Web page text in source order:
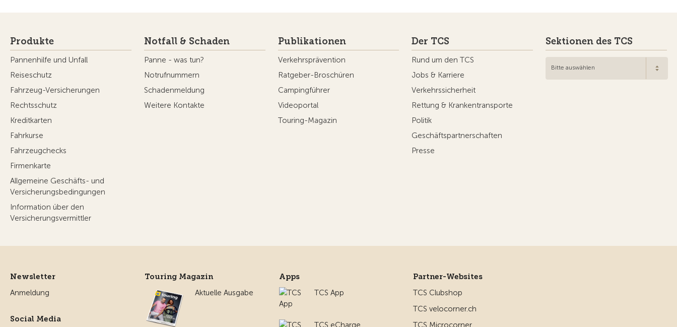
Produkte
Pannenhilfe und Unfall
Reiseschutz
Fahrzeug-Versicherungen
Rechtsschutz
Kreditkarten
Fahrkurse
Fahrzeugchecks
Firmenkarte
Allgemeine Geschäfts- und
Versicherungsbedingungen
Information über den
Versicherungsvermittler
Notfall & Schaden
Panne - was tun?
Notrufnummern
Schadenmeldung
Weitere Kontakte
Publikationen
Verkehrsprävention
Ratgeber-Broschüren
Campingführer
Videoportal
Touring-Magazin
Der TCS
Rund um den TCS
Jobs & Karriere
Verkehrssicherheit
Rettung & Krankentransporte
Politik
Geschäftspartnerschaften
Presse
Sektionen des TCS
Bitte auswählen
Newsletter
Anmeldung
Social Media
Touring Magazin
Aktuelle Ausgabe
Apps
TCS App
TCS eCharge
Partner-Websites
TCS Clubshop
TCS velocorner.ch
TCS Microcorner